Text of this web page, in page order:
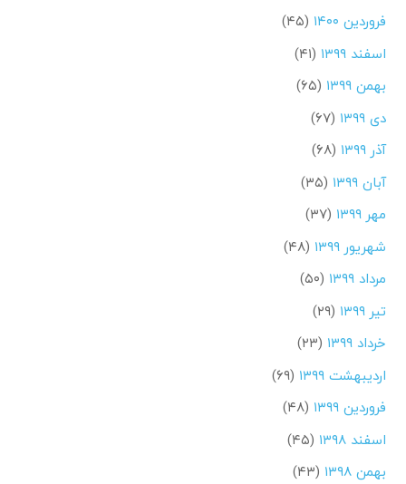
فروردین ۱۴۰۰
(۴۵)
اسفند ۱۳۹۹
(۴۱)
بهمن ۱۳۹۹
(۶۵)
دی ۱۳۹۹
(۶۷)
آذر ۱۳۹۹
(۶۸)
آبان ۱۳۹۹
(۳۵)
مهر ۱۳۹۹
(۳۷)
شهریور ۱۳۹۹
(۴۸)
مرداد ۱۳۹۹
(۵۰)
تیر ۱۳۹۹
(۲۹)
خرداد ۱۳۹۹
(۲۳)
اردیبهشت ۱۳۹۹
(۶۹)
فروردین ۱۳۹۹
(۴۸)
اسفند ۱۳۹۸
(۴۵)
بهمن ۱۳۹۸
(۴۳)